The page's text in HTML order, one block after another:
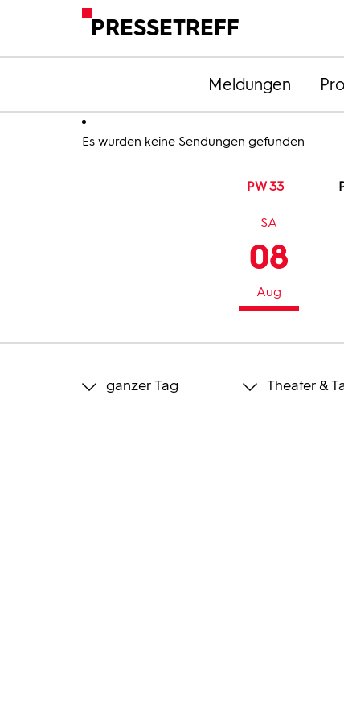
PRESSETREFF
Meldungen
Es wurden keine Sendungen gefunden
PW 33
08
Aug
SA
ganzer Tag Theater &